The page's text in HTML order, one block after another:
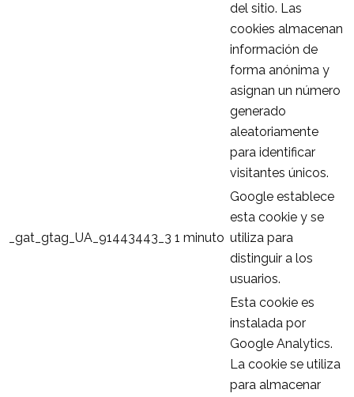
del sitio. Las
cookies almacenan
información de
forma anónima y
asignan un número
generado
aleatoriamente
para identificar
visitantes únicos.
_gat_gtag_UA_91443443_3 1 minuto
Google establece
esta cookie y se
utiliza para
distinguir a los
usuarios.
Esta cookie es
instalada por
Google Analytics.
La cookie se utiliza
para almacenar